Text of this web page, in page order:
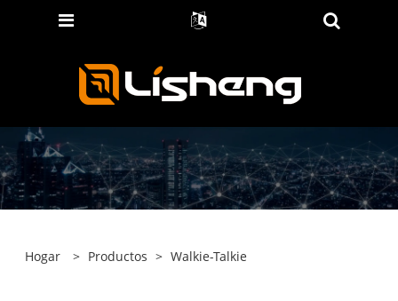
Hogar > Productos > Walkie-Talkie